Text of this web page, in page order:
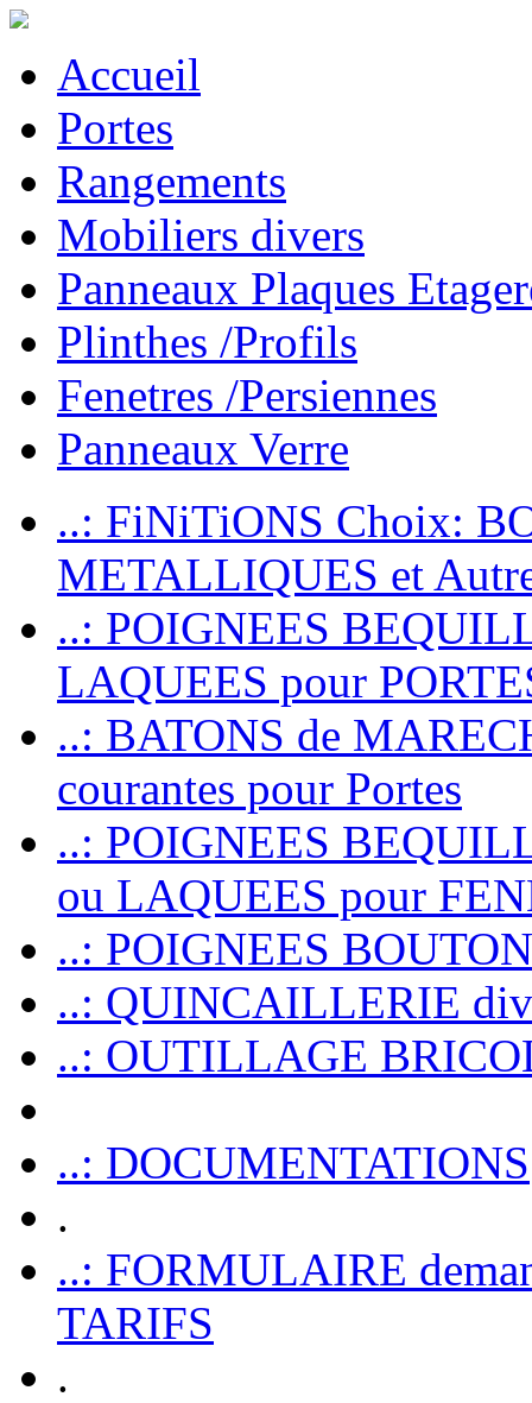
Accueil
Portes
Rangements
Mobiliers divers
Panneaux Plaques
Plinthes /Profils
Fenetres /Persiennes
Panneaux Verre
..: FiNiTiONS Choix:
METALLIQUES et
..: POIGNEES
LAQUEES pour
..: BATONS de
courantes pour Portes
..: POIGNEES
ou LAQUEES pour
..: POIGNEES
..: QUINCAILLERIE
..: OUTILLAGE
..: DOCUMENTATIONS
.
..: FORMULAIRE
TARIFS
.